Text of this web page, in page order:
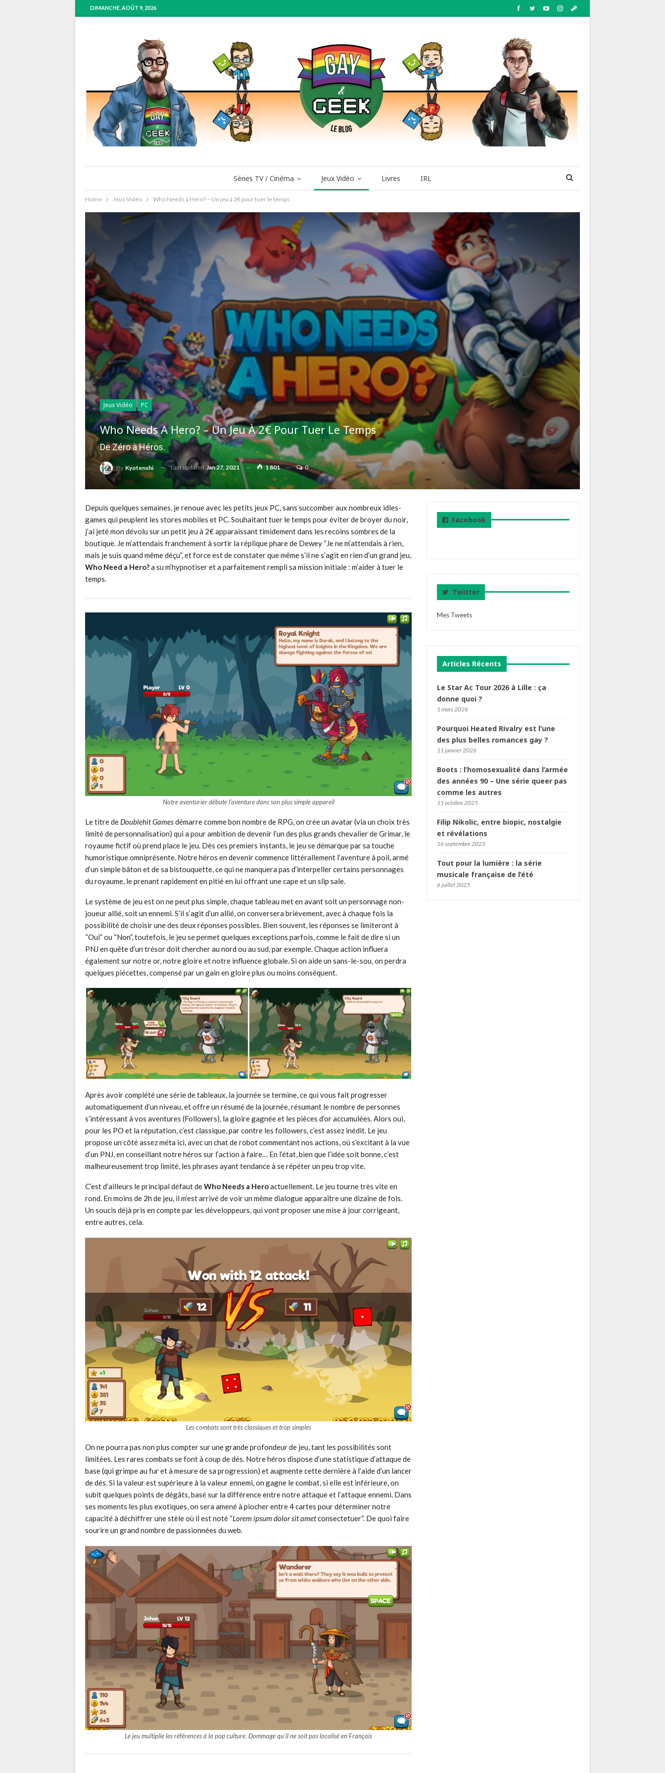
DIMANCHE, AOÛT 9, 2026
Séries TV / Cinéma Jeux Vidéo Livres IRL
Home Jeux Vidéo Who Needs a Hero? – Un jeu à 2€ pour tuer le temps
Jeux Vidéo PC
Who Needs A Hero? – Un Jeu À 2€ Pour Tuer Le Temps
De Zéro à Héros.
By Kyotenshi Last updated Jan 27, 2021 1 801 0
Depuis quelques semaines, je renoue avec les petits jeux PC, sans succomber aux nombreux idles-
games qui peuplent les stores mobiles et PC. Souhaitant tuer le temps pour éviter de broyer du noir,
j’ai jeté mon dévolu sur un petit jeu à 2€ apparaissant timidement dans les recoins sombres de la
boutique. Je m’attendais franchement à sortir la réplique phare de Dewey “Je ne m’attendais à rien,
mais je suis quand même déçu”, et force est de constater que même s’il ne s’agit en rien d’un grand jeu,
Who Need a Hero?a su m’hypnotiser et a parfaitement rempli sa mission initiale : m’aider à tuer le
temps.
Notre aventurier débute l’aventure dans son plus simple appareil
Le titre de Doublehit Gamesdémarre comme bon nombre de RPG, on crée un avatar (via un choix très
limité de personnalisation) qui a pour ambition de devenir l’un des plus grands chevalier de Grimar, le
royaume fictif où prend place le jeu. Dès ces premiers instants, le jeu se démarque par sa touche
humoristique omniprésente. Notre héros en devenir commence littérallement l’aventure à poil, armé
d’un simple bâton et de sa bistouquette, ce qui ne manquera pas d’interpeller certains personnages
du royaume, le prenant rapidement en pitié en lui offrant une cape et un slip sale.
Le système de jeu est on ne peut plus simple, chaque tableau met en avant soit un personnage non-
joueur allié, soit un ennemi. S’il s’agit d’un allié, on conversera brièvement, avec à chaque fois la
possibilité de choisir une des deux réponses possibles. Bien souvent, les réponses se limiteront à
“Oui” ou “Non”, toutefois, le jeu se permet quelques exceptions parfois, comme le fait de dire si un
PNJ en quête d’un trésor doit chercher au nord ou au sud, par exemple. Chaque action influera
également sur notre or, notre gloire et notre influence globale. Si on aide un sans-le-sou, on perdra
quelques piécettes, compensé par un gain en gloire plus ou moins conséquent.
Après avoir complété une série de tableaux, la journée se termine, ce qui vous fait progresser
automatiquement d’un niveau, et offre un résumé de la journée, résumant le nombre de personnes
s’intéressant à vos aventures (Followers), la gloire gagnée et les pièces d’or accumulées. Alors oui,
pour les PO et la réputation, c’est classique, par contre les followers, c’est assez inédit. Le jeu
propose un côté assez méta ici, avec un chat de robot commentant nos actions, où s’excitant à la vue
d’un PNJ, en conseillant notre héros sur l’action à faire… En l’état, bien que l’idée soit bonne, c’est
malheureusement trop limité, les phrases ayant tendance à se répéter un peu trop vite.
C’est d’ailleurs le principal défaut deWho Needs a Heroactuellement. Le jeu tourne très vite en
rond. En moins de 2h de jeu, il m’est arrivé de voir un même dialogue apparaître une dizaine de fois.
Un soucis déjà pris en compte par les développeurs, qui vont proposer une mise à jour corrigeant,
entre autres, cela.
Les combats sont très classiques et trop simples
On ne pourra pas non plus compter sur une grande profondeur de jeu, tant les possibilités sont
limitées. Les rares combats se font à coup de dés. Notre héros dispose d’une statistique d’attaque de
base (qui grimpe au fur et à mesure de sa progression) et augmente cette dernière à l’aide d’un lancer
de dés. Si la valeur est supérieure à la valeur ennemi, on gagne le combat, si elle est inférieure, on
subit quelques points de dégâts, basé sur la différence entre notre attaque et l’attaque ennemi. Dans
ses moments les plus exotiques, on sera amené à piocher entre 4 cartes pour déterminer notre
capacité à déchiffrer une stèle où il est noté “Lorem ipsum dolor sit ametconsectetuer“. De quoi faire
sourire un grand nombre de passionnées du web.
Le jeu multiplie les références à la pop culture. Dommage qu’il ne soit pas localisé en Français
Facebook
Twitter
Mes Tweets
Articles Récents
Le Star Ac Tour 2026 à Lille : ça
donne quoi ?
1 mars 2026
Pourquoi Heated Rivalry est l’une
des plus belles romances gay ?
11 janvier 2026
Boots : l’homosexualité dans l’armée
des années 90 – Une série queer pas
comme les autres
11 octobre 2025
Filip Nikolic, entre biopic, nostalgie
et révélations
16 septembre 2025
Tout pour la lumière : la série
musicale française de l’été
6 juillet 2025